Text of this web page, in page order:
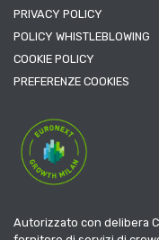
PRIVACY POLICY
POLICY WHISTLEBLOWING
COOKIE POLICY
PREFERENZE COOKIES
Autorizzato con delibera